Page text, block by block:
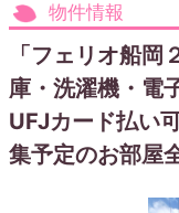
物件情報
「フェリオ船
庫・洗濯機・電
UFJカード払い
集予定のお部屋